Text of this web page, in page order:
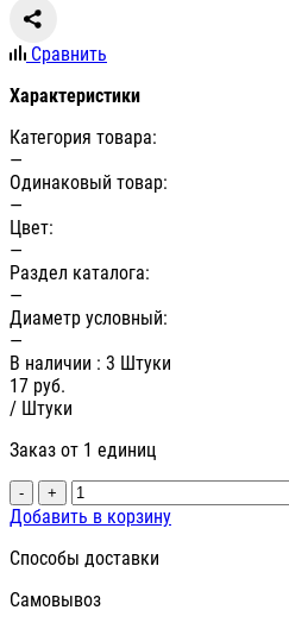
Сравнить
Характеристики
Категория товара:
—
Одинаковый товар:
—
Цвет:
—
Раздел каталога:
—
Диаметр условный:
—
В наличии : 3 Штуки
17 руб.
/ Штуки
Заказ от 1 единиц
- +
Добавить в корзину
Способы доставки
Самовывоз